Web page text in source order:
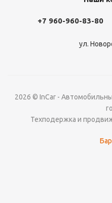
+7 960-960-83-80
ул.
2026 © InCar -
Техподержка и